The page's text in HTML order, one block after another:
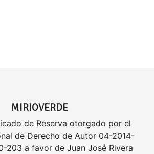
MIRIOVERDE
de Reserva otorgado por el
de Derecho de Autor 04-2014-
203 a favor de Juan José Rivera